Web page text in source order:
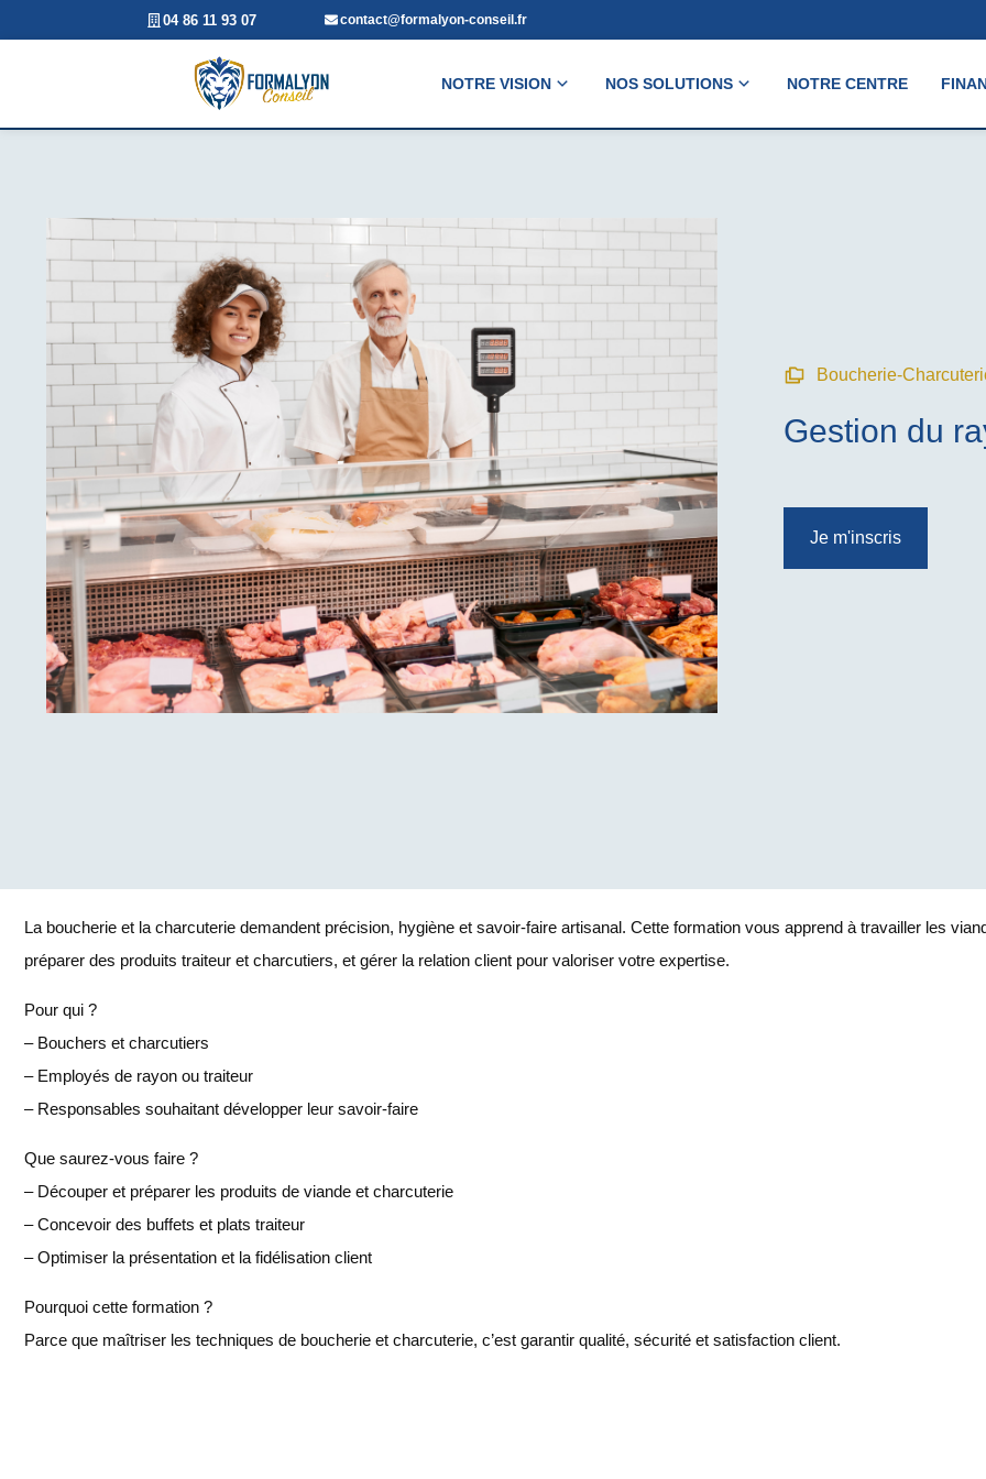
04 86 11 93 07 contact@formalyon-conseil.fr
NOTRE VISION NOS SOLUTIONS NOTRE CENTRE
Boucherie-
Gestion du
Je m'inscris
La boucherie et la charcuterie demandent précision, hygiène et savoir-faire artisanal. Cette formation vous apprend à travailler les
préparer des produits traiteur et charcutiers, et gérer la relation client pour valoriser votre expertise.
Pour qui ?
– Bouchers et charcutiers
– Employés de rayon ou traiteur
– Responsables souhaitant développer leur savoir-faire
Que saurez-vous faire ?
– Découper et préparer les produits de viande et charcuterie
– Concevoir des buffets et plats traiteur
– Optimiser la présentation et la fidélisation client
Pourquoi cette formation ?
Parce que maîtriser les techniques de boucherie et charcuterie, c’est garantir qualité, sécurité et satisfaction client.